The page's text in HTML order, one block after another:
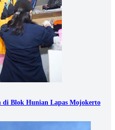
di Blok Hunian Lapas Mojokerto